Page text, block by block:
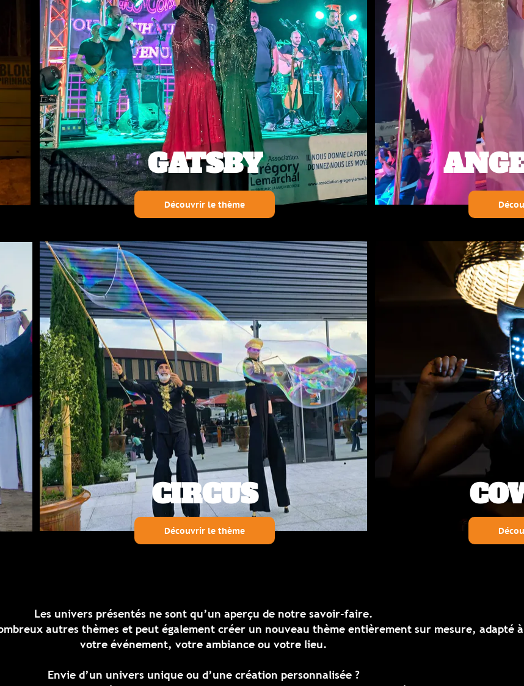
GATSBY ANGE
Découvrir le thème Découvrir le thème
CIRCUS COW-BOY
Découvrir le thème
présentés ne sont qu’unaperçu de notre savoir-faire.
et peut également créer un nouveau thème entièrement sur mesure, adapté à
événement, votre ambiance ou votre lieu.
univers unique ou d’une création personnalisée ?